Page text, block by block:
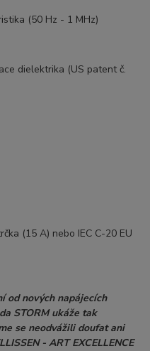
(50 Hz - 1 MHz)
dielektrika (US patent č.
(15 A) nebo IEC C-20 EU
od nových napájecích
STORM ukáže tak
se neodvážili doufat ani
- ART EXCELLENCE